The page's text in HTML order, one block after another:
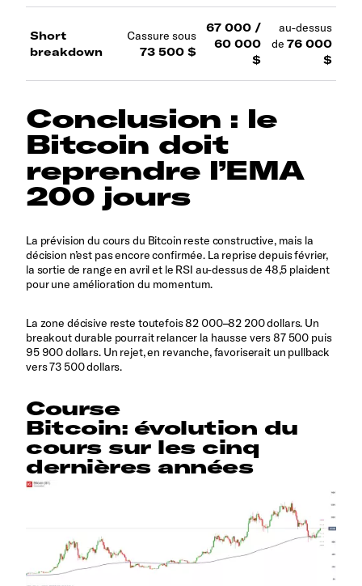
Short
breakdown
Cassure sous
73 500 $
67 000 /
60 000
$
au-dessus
de 76 000
$
Conclusion : le
Bitcoin doit
reprendre l’EMA
200 jours
La prévision du cours du Bitcoin reste constructive, mais la
décision n’est pas encore confirmée. La reprise depuis février,
la sortie de range en avril et le RSI au-dessus de 48,5 plaident
pour une amélioration du momentum.
La zone décisive reste toutefois 82 000–82 200 dollars. Un
breakout durable pourrait relancer la hausse vers 87 500 puis
95 900 dollars. Un rejet, en revanche, favoriserait un pullback
vers 73 500 dollars.
Course
Bitcoin: évolution du
cours sur les cinq
dernières années